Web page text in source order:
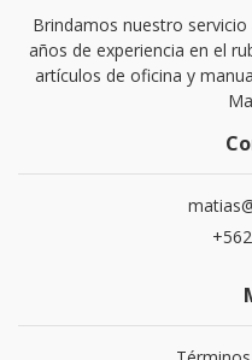
Brindamos nuestro
años de experiencia en el
artículos de oficina y